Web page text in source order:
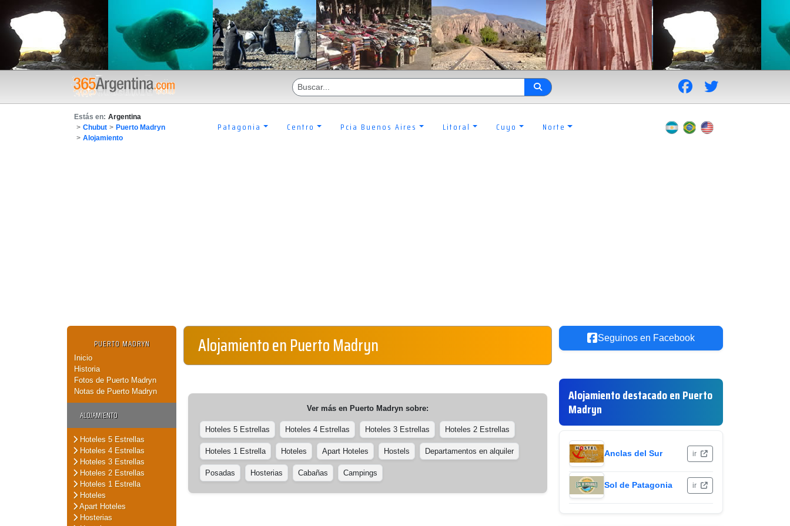
Estás en: Argentina
> Chubut > Puerto Madryn
> Alojamiento
Patagonia Centro Pcia Buenos Aires Litoral Cuyo Norte
PUERTO MADRYN
Inicio
Historia
Fotos de Puerto Madryn
Notas de Puerto Madryn
ALOJAMIENTO
Hoteles 5 Estrellas
Hoteles 4 Estrellas
Hoteles 3 Estrellas
Hoteles 2 Estrellas
Hoteles 1 Estrella
Hoteles
Apart Hoteles
Hosterias
Alojamiento en Puerto Madryn
Ver más en Puerto Madryn sobre:
Hoteles 5 Estrellas Hoteles 4 Estrellas Hoteles 3 Estrellas Hoteles 2 Estrellas
Hoteles 1 Estrella Hoteles Apart Hoteles Hostels Departamentos en alquiler
Posadas Hosterias Cabañas Campings
Seguinos en Facebook
Alojamiento destacado en Puerto
Madryn
Anclas del Sur ir
Sol de Patagonia ir